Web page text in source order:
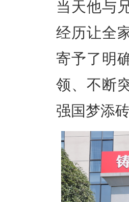
当天他与
经历让全
寄予了明
领、不断
强国梦添砖